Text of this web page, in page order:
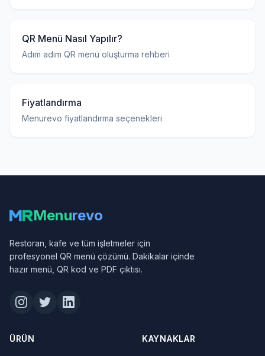
QR Menü Nasıl Yapılır?
Adım adım QR menü oluşturma rehberi
Fiyatlandırma
Menurevo fiyatlandırma seçenekleri
Menurevo
Restoran, kafe ve tüm işletmeler için
profesyonel QR menü çözümü. Dakikalar içinde
hazır menü, QR kod ve PDF çıktısı.
ÜRÜN KAYNAKLAR